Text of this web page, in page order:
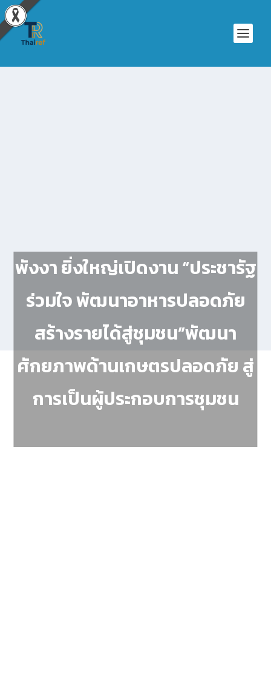
พังงา ยิ่งใหญ่เปิดงาน “ประชารัฐ
ร่วมใจ พัฒนาอาหารปลอดภัย
สร้างรายได้สู่ชุมชน”พัฒนา
ศักยภาพด้านเกษตรปลอดภัย สู่
การเป็นผู้ประกอบการชุมชน